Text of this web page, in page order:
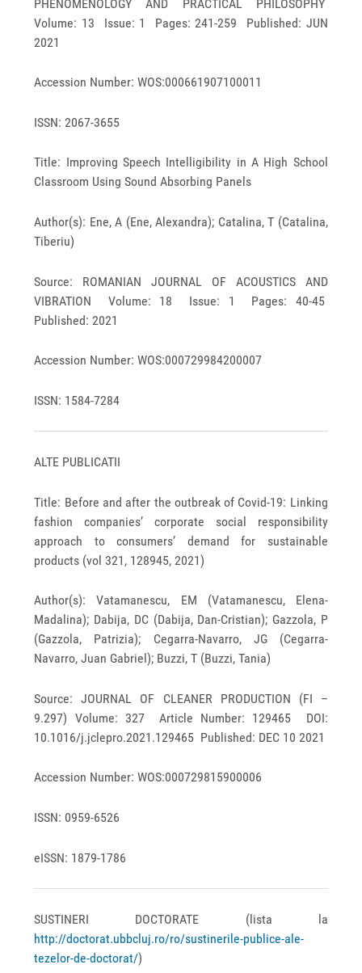
PHENOMENOLOGY AND PRACTICAL PHILOSOPHY
Volume: 13 Issue: 1 Pages: 241-259 Published: JUN
2021
Accession Number: WOS:000661907100011
ISSN: 2067-3655
Title: Improving Speech Intelligibility in A High School
Classroom Using Sound Absorbing Panels
Author(s): Ene, A (Ene, Alexandra); Catalina, T (Catalina,
Tiberiu)
Source: ROMANIAN JOURNAL OF ACOUSTICS AND
VIBRATION Volume: 18 Issue: 1 Pages: 40-45
Published: 2021
Accession Number: WOS:000729984200007
ISSN: 1584-7284
ALTE PUBLICATII
Title: Before and after the outbreak of Covid-19: Linking
fashion companies’ corporate social responsibility
approach to consumers’ demand for sustainable
products (vol 321, 128945, 2021)
Author(s): Vatamanescu, EM (Vatamanescu, Elena-
Madalina); Dabija, DC (Dabija, Dan-Cristian); Gazzola, P
(Gazzola, Patrizia); Cegarra-Navarro, JG (Cegarra-
Navarro, Juan Gabriel); Buzzi, T (Buzzi, Tania)
Source: JOURNAL OF CLEANER PRODUCTION (FI –
9.297) Volume: 327 Article Number: 129465 DOI:
10.1016/j.jclepro.2021.129465 Published: DEC 10 2021
Accession Number: WOS:000729815900006
ISSN: 0959-6526
eISSN: 1879-1786
SUSTINERI DOCTORATE (lista la
http://doctorat.ubbcluj.ro/ro/sustinerile-publice-ale-
tezelor-de-doctorat/)